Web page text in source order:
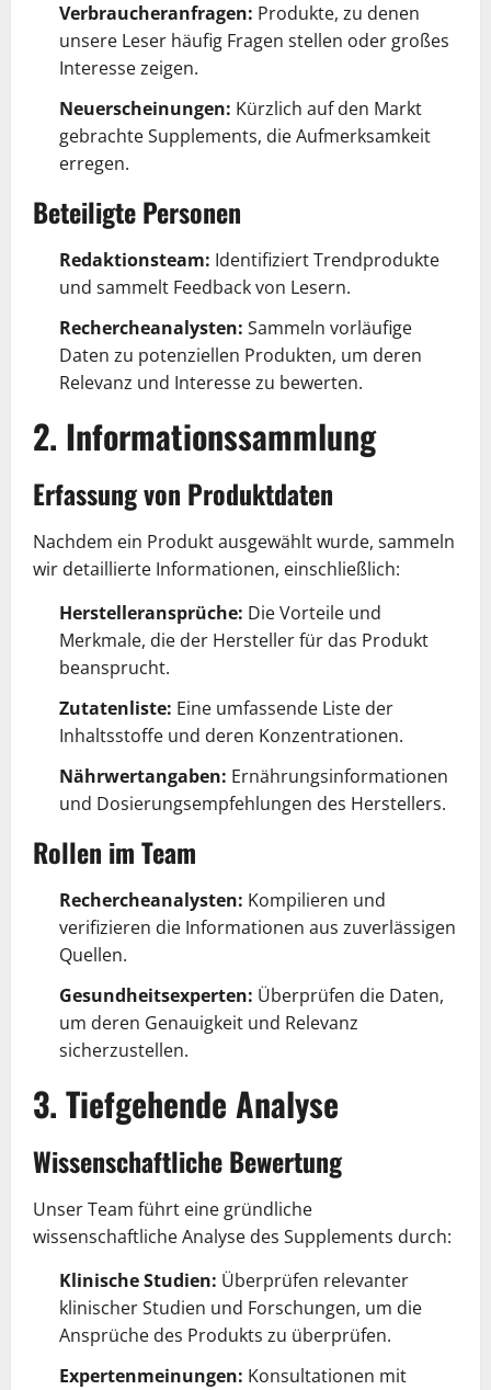
Verbraucheranfragen: Produkte, zu denen
unsere Leser häufig Fragen stellen oder großes
Interesse zeigen.
Neuerscheinungen: Kürzlich auf den Markt
gebrachte Supplements, die Aufmerksamkeit
erregen.
Beteiligte Personen
Redaktionsteam: Identifiziert Trendprodukte
und sammelt Feedback von Lesern.
Rechercheanalysten: Sammeln vorläufige
Daten zu potenziellen Produkten, um deren
Relevanz und Interesse zu bewerten.
2. Informationssammlung
Erfassung von Produktdaten
Nachdem ein Produkt ausgewählt wurde, sammeln
wir detaillierte Informationen, einschließlich:
Herstelleransprüche: Die Vorteile und
Merkmale, die der Hersteller für das Produkt
beansprucht.
Zutatenliste: Eine umfassende Liste der
Inhaltsstoffe und deren Konzentrationen.
Nährwertangaben: Ernährungsinformationen
und Dosierungsempfehlungen des Herstellers.
Rollen im Team
Rechercheanalysten: Kompilieren und
verifizieren die Informationen aus zuverlässigen
Quellen.
Gesundheitsexperten: Überprüfen die Daten,
um deren Genauigkeit und Relevanz
sicherzustellen.
3. Tiefgehende Analyse
Wissenschaftliche Bewertung
Unser Team führt eine gründliche
wissenschaftliche Analyse des Supplements durch:
Klinische Studien: Überprüfen relevanter
klinischer Studien und Forschungen, um die
Ansprüche des Produkts zu überprüfen.
Expertenmeinungen: Konsultationen mit